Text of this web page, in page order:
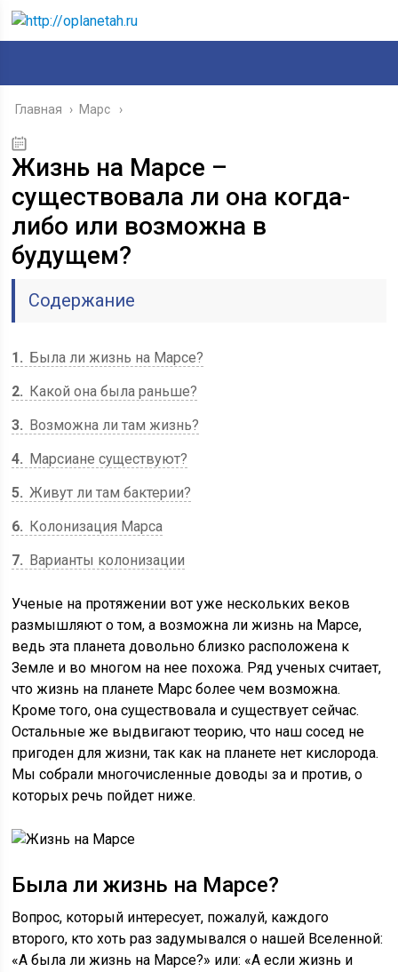
Главная › Марс
Жизнь на Марсе –
существовала ли она когда-
либо или возможна в
будущем?
Содержание
1
Была ли жизнь на Марсе?
2
Какой она была раньше?
3
Возможна ли там жизнь?
4
Марсиане существуют?
5 Живут ли там бактерии?
6
Колонизация Марса
7
Варианты колонизации
Ученые на протяжении вот уже нескольких веков
размышляют о том, а возможна ли жизнь на Марсе,
ведь эта планета довольно близко расположена к
Земле и во многом на нее похожа. Ряд ученых считает,
что жизнь на планете Марс более чем возможна.
Кроме того, она существовала и существует сейчас.
Остальные же выдвигают теорию, что наш сосед не
пригоден для жизни, так как на планете нет кислорода.
Мы собрали многочисленные доводы за и против, о
которых речь пойдет ниже.
Была ли жизнь на Марсе?
Вопрос, который интересует, пожалуй, каждого
второго, кто хоть раз задумывался о нашей Вселенной:
«А была ли жизнь на Марсе?» или: «А если жизнь и